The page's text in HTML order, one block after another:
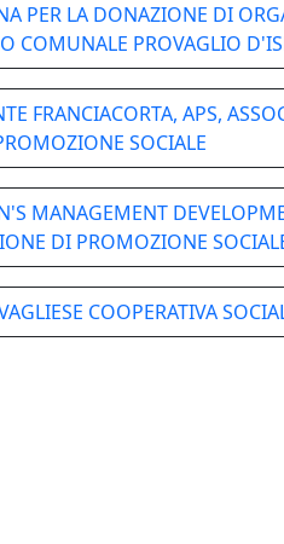
PER LA DONAZIONE DI
COMUNALE PROVAGLIO
FRANCIACORTA, APS,
SOCIALE
MANAGEMENT
DI PROMOZIONE
COOPERATIVA